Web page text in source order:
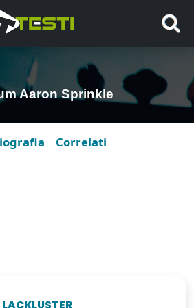
Aaron Sprinkle
Correlati
LACKLUSTER